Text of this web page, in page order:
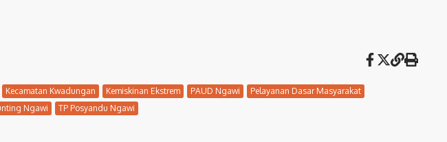
Kecamatan Kwadungan Kemiskinan Ekstrem PAUD Ngawi
Pelayanan Dasar Masyarakat
Ngawi TP Posyandu Ngawi